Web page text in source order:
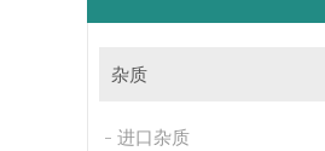
杂质
进口杂质